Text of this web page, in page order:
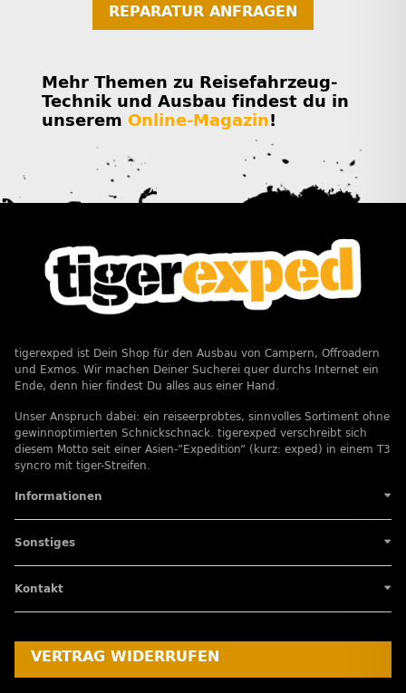
REPARATUR ANFRAGEN
Mehr Themen zu Reisefahrzeug-
Technik und Ausbau findest du in
unserem Online-Magazin!
tigerexped ist Dein Shop für den Ausbau von Campern, Offroadern
und Exmos. Wir machen Deiner Sucherei quer durchs Internet ein
Ende, denn hier findest Du alles aus einer Hand.
Unser Anspruch dabei: ein reiseerprobtes, sinnvolles Sortiment ohne
gewinnoptimierten Schnickschnack. tigerexped verschreibt sich
diesem Motto seit einer Asien-”Expedition” (kurz: exped) in einem T3
syncro mit tiger-Streifen.
Informationen
Sonstiges
Kontakt
VERTRAG WIDERRUFEN